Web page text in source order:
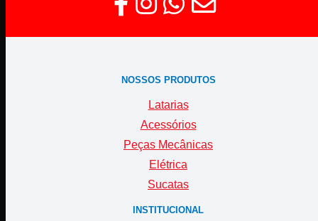
NOSSOS PRODUTOS
Latarias
Acessórios
Peças Mecânicas
Elétrica
Sucatas
INSTITUCIONAL